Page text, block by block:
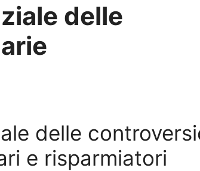
delle
delle
e risparmiatori